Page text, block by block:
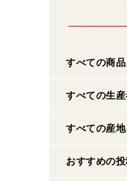
すべての商
すべての生
すべての産
おすすめの